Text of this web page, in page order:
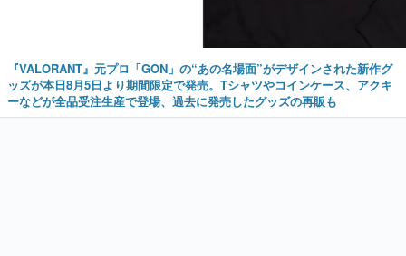
『VALORANT』元プロ「GON」の“あの名場面”がデザインされた新作グ
ッズが本日8月5日より期間限定で発売。Tシャツやコインケース、アクキ
ーなどが全品受注生産で登場、過去に発売したグッズの再販も